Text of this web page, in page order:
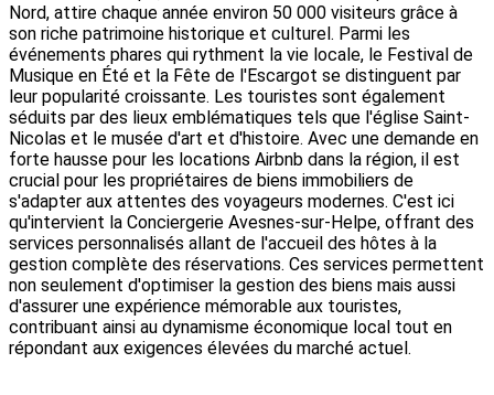
Nord, attire chaque année environ 50 000 visiteurs grâce à
son riche patrimoine historique et culturel. Parmi les
événements phares qui rythment la vie locale, le Festival de
Musique en Été et la Fête de l'Escargot se distinguent par
leur popularité croissante. Les touristes sont également
séduits par des lieux emblématiques tels que l'église Saint-
Nicolas et le musée d'art et d'histoire. Avec une demande en
forte hausse pour les locations Airbnb dans la région, il est
crucial pour les propriétaires de biens immobiliers de
s'adapter aux attentes des voyageurs modernes. C'est ici
qu'intervient la Conciergerie Avesnes-sur-Helpe, offrant des
services personnalisés allant de l'accueil des hôtes à la
gestion complète des réservations. Ces services permettent
non seulement d'optimiser la gestion des biens mais aussi
d'assurer une expérience mémorable aux touristes,
contribuant ainsi au dynamisme économique local tout en
répondant aux exigences élevées du marché actuel.